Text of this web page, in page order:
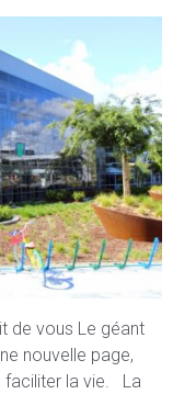
de vous Le géant
nouvelle page,
faciliter la vie. La